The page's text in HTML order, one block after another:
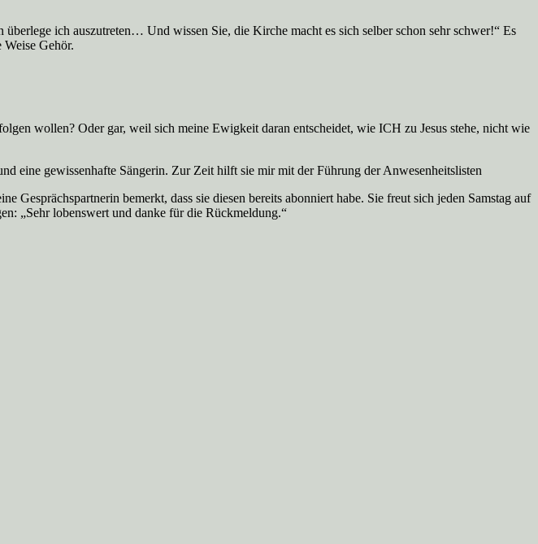
ich auszutreten… Und wissen Sie, die Kirche macht es sich selber schon sehr schwer!“ Es
Gehör.
wollen? Oder gar, weil sich meine Ewigkeit daran entscheidet, wie ICH zu Jesus stehe, nicht wie
eine gewissenhafte Sängerin. Zur Zeit hilft sie mir mit der Führung der Anwesenheitslisten
Gesprächspartnerin bemerkt, dass sie diesen bereits abonniert habe. Sie freut sich jeden Samstag auf
„Sehr lobenswert und danke für die Rückmeldung.“